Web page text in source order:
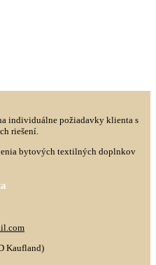
individuálne požiadavky klienta s
riešení.
bytových textilných doplnkov
Kaufland)